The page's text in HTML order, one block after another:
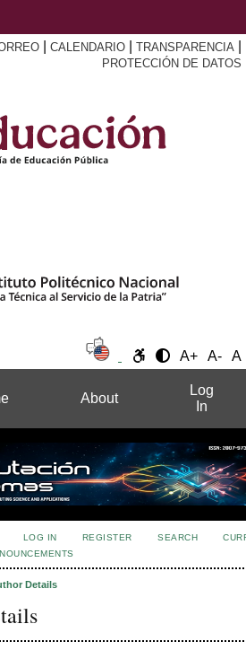
CALENDARIO TRANSPARENCIA
PROTECCIÓN DE DATOS
A+ A- A
About
Log
In
LOG IN REGISTER SEARCH
Details